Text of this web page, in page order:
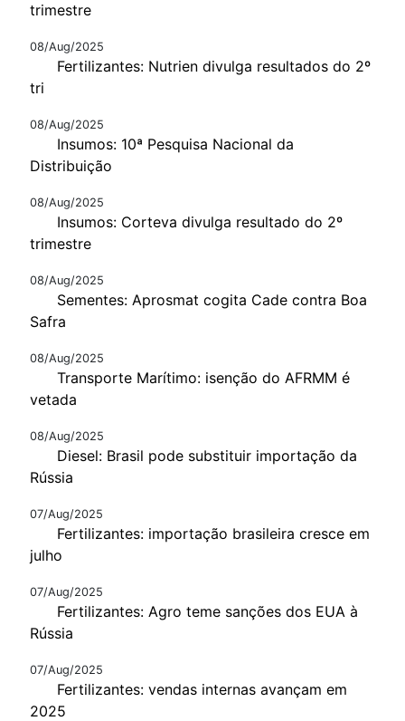
trimestre
08/Aug/2025
Fertilizantes: Nutrien divulga resultados do 2º
tri
08/Aug/2025
Insumos: 10ª Pesquisa Nacional da
Distribuição
08/Aug/2025
Insumos: Corteva divulga resultado do 2º
trimestre
08/Aug/2025
Sementes: Aprosmat cogita Cade contra Boa
Safra
08/Aug/2025
Transporte Marítimo: isenção do AFRMM é
vetada
08/Aug/2025
Diesel: Brasil pode substituir importação da
Rússia
07/Aug/2025
Fertilizantes: importação brasileira cresce em
julho
07/Aug/2025
Fertilizantes: Agro teme sanções dos EUA à
Rússia
07/Aug/2025
Fertilizantes: vendas internas avançam em
2025